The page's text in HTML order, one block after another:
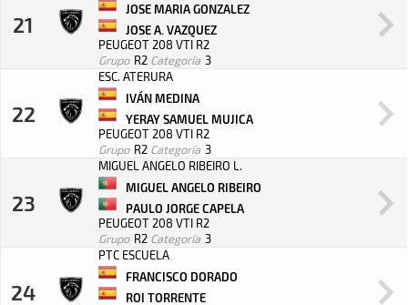
21
JOSE MARIA GONZALEZ
JOSE A. VAZQUEZ
PEUGEOT 208 VTI R2
Grupo R2 Categoría 3
22
ESC. ATERURA
IVÁN MEDINA
YERAY SAMUEL MUJICA
PEUGEOT 208 VTI R2
Grupo R2 Categoría 3
23
MIGUEL ANGELO RIBEIRO L.
MIGUEL ANGELO RIBEIRO
PAULO JORGE CAPELA
PEUGEOT 208 VTI R2
Grupo R2 Categoría 3
24
PTC ESCUELA
FRANCISCO DORADO
ROI TORRENTE